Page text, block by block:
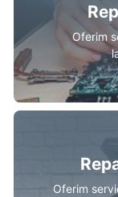
Oferim
Oferim